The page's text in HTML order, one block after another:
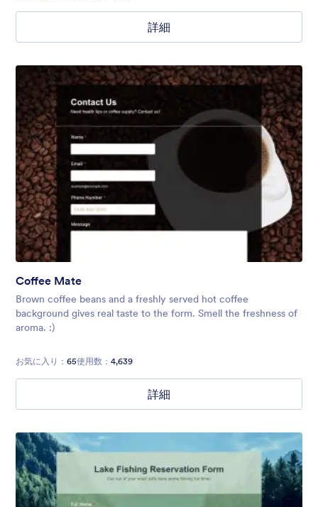
詳細
Coffee Mate
Brown coffee beans and a freshly served hot coffee
background gives real taste to the form. Smell the freshness of
aroma. :)
お気に入り： 65使用数： 4,639
詳細